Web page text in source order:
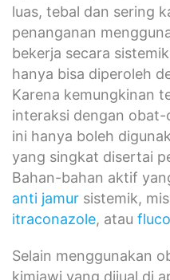
luas, tebal dan sering
penanganan
bekerja secara
hanya bisa diperoleh
Karena kemungkinan
interaksi dengan
ini hanya boleh
yang singkat disertai
Bahan-bahan aktif
anti jamur sistemik,
itraconazole, atau
Selain menggunakan
kimiawi yang dijual di